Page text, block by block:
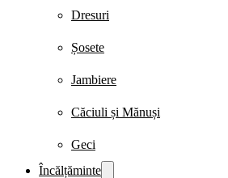
Dresuri
Șosete
Jambiere
Căciuli și Mănuși
Geci
Încălțăminte